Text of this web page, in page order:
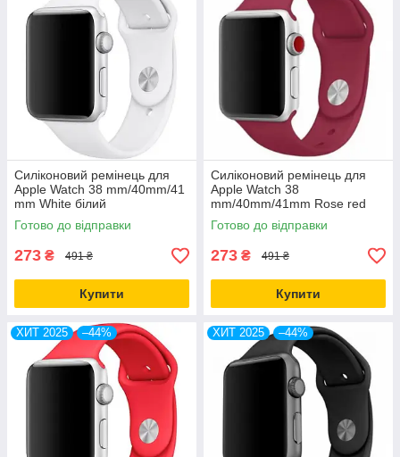
Силіконовий ремінець для
Apple Watch 38 mm/40mm/41
mm White білий
Готово до відправки
273 ₴ 491 ₴
Купити
Силіконовий ремінець для
Apple Watch 38
mm/40mm/41mm Rose red
бордовий
Готово до відправки
273 ₴ 491 ₴
Купити
ХИТ 2025 –44% ХИТ 2025 –44%